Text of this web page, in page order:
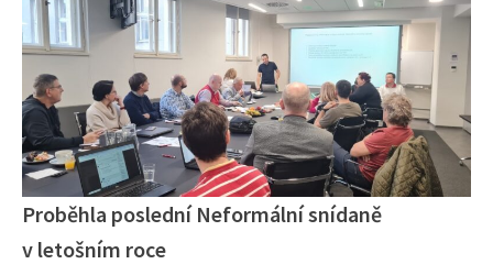
Proběhla poslední Neformální snídaně
v letošním roce